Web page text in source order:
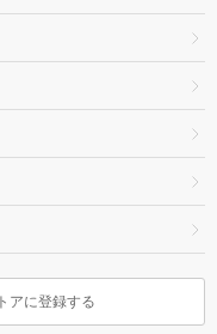
アに登録する